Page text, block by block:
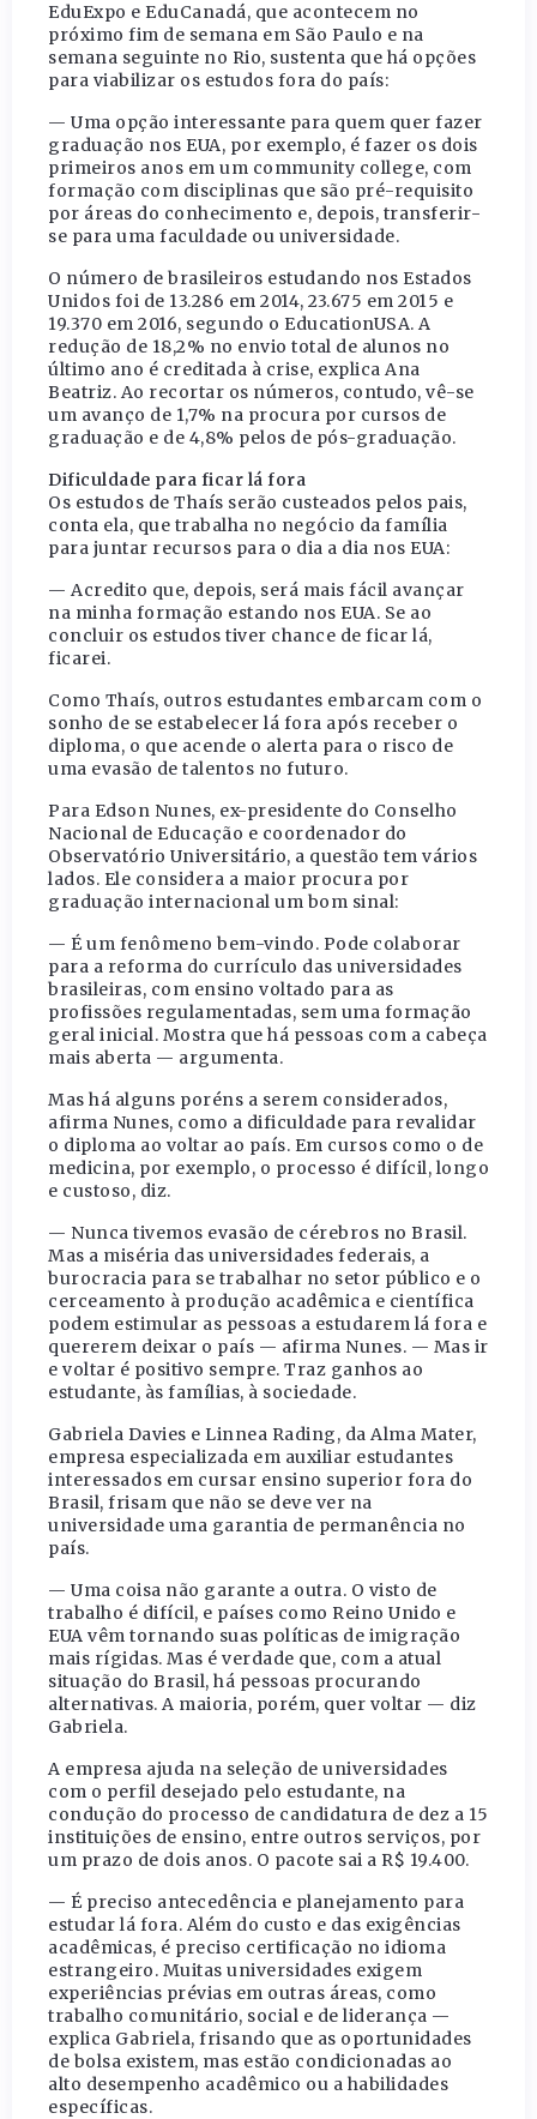
EduExpo e EduCanadá, que acontecem no
próximo fim de semana em São Paulo e na
semana seguinte no Rio, sustenta que há opções
para viabilizar os estudos fora do país:
— Uma opção interessante para quem quer fazer
graduação nos EUA, por exemplo, é fazer os dois
primeiros anos em um community college, com
formação com disciplinas que são pré-requisito
por áreas do conhecimento e, depois, transferir-
se para uma faculdade ou universidade.
O número de brasileiros estudando nos Estados
Unidos foi de 13.286 em 2014, 23.675 em 2015 e
19.370 em 2016, segundo o EducationUSA. A
redução de 18,2% no envio total de alunos no
último ano é creditada à crise, explica Ana
Beatriz. Ao recortar os números, contudo, vê-se
um avanço de 1,7% na procura por cursos de
graduação e de 4,8% pelos de pós-graduação.
Dificuldade para ficar lá fora
Os estudos de Thaís serão custeados pelos pais,
conta ela, que trabalha no negócio da família
para juntar recursos para o dia a dia nos EUA:
— Acredito que, depois, será mais fácil avançar
na minha formação estando nos EUA. Se ao
concluir os estudos tiver chance de ficar lá,
ficarei.
Como Thaís, outros estudantes embarcam com o
sonho de se estabelecer lá fora após receber o
diploma, o que acende o alerta para o risco de
uma evasão de talentos no futuro.
Para Edson Nunes, ex-presidente do Conselho
Nacional de Educação e coordenador do
Observatório Universitário, a questão tem vários
lados. Ele considera a maior procura por
graduação internacional um bom sinal:
— É um fenômeno bem-vindo. Pode colaborar
para a reforma do currículo das universidades
brasileiras, com ensino voltado para as
profissões regulamentadas, sem uma formação
geral inicial. Mostra que há pessoas com a cabeça
mais aberta — argumenta.
Mas há alguns poréns a serem considerados,
afirma Nunes, como a dificuldade para revalidar
o diploma ao voltar ao país. Em cursos como o de
medicina, por exemplo, o processo é difícil, longo
e custoso, diz.
— Nunca tivemos evasão de cérebros no Brasil.
Mas a miséria das universidades federais, a
burocracia para se trabalhar no setor público e o
cerceamento à produção acadêmica e científica
podem estimular as pessoas a estudarem lá fora e
quererem deixar o país — afirma Nunes. — Mas ir
e voltar é positivo sempre. Traz ganhos ao
estudante, às famílias, à sociedade.
Gabriela Davies e Linnea Rading, da Alma Mater,
empresa especializada em auxiliar estudantes
interessados em cursar ensino superior fora do
Brasil, frisam que não se deve ver na
universidade uma garantia de permanência no
país.
— Uma coisa não garante a outra. O visto de
trabalho é difícil, e países como Reino Unido e
EUA vêm tornando suas políticas de imigração
mais rígidas. Mas é verdade que, com a atual
situação do Brasil, há pessoas procurando
alternativas. A maioria, porém, quer voltar — diz
Gabriela.
A empresa ajuda na seleção de universidades
com o perfil desejado pelo estudante, na
condução do processo de candidatura de dez a 15
instituições de ensino, entre outros serviços, por
um prazo de dois anos. O pacote sai a R$ 19.400.
— É preciso antecedência e planejamento para
estudar lá fora. Além do custo e das exigências
acadêmicas, é preciso certificação no idioma
estrangeiro. Muitas universidades exigem
experiências prévias em outras áreas, como
trabalho comunitário, social e de liderança —
explica Gabriela, frisando que as oportunidades
de bolsa existem, mas estão condicionadas ao
alto desempenho acadêmico ou a habilidades
específicas.